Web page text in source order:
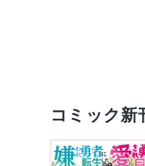
コミック新